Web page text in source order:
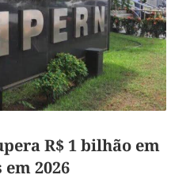
R$ 1 bilhão em
em 2026